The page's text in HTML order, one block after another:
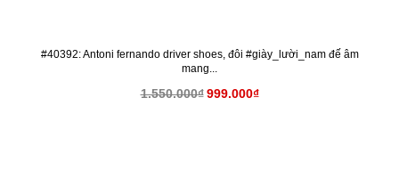
#40392: Antoni fernando driver shoes, đôi #giày_lười_nam đế âm
mang...
1.550.000₫ 999.000₫